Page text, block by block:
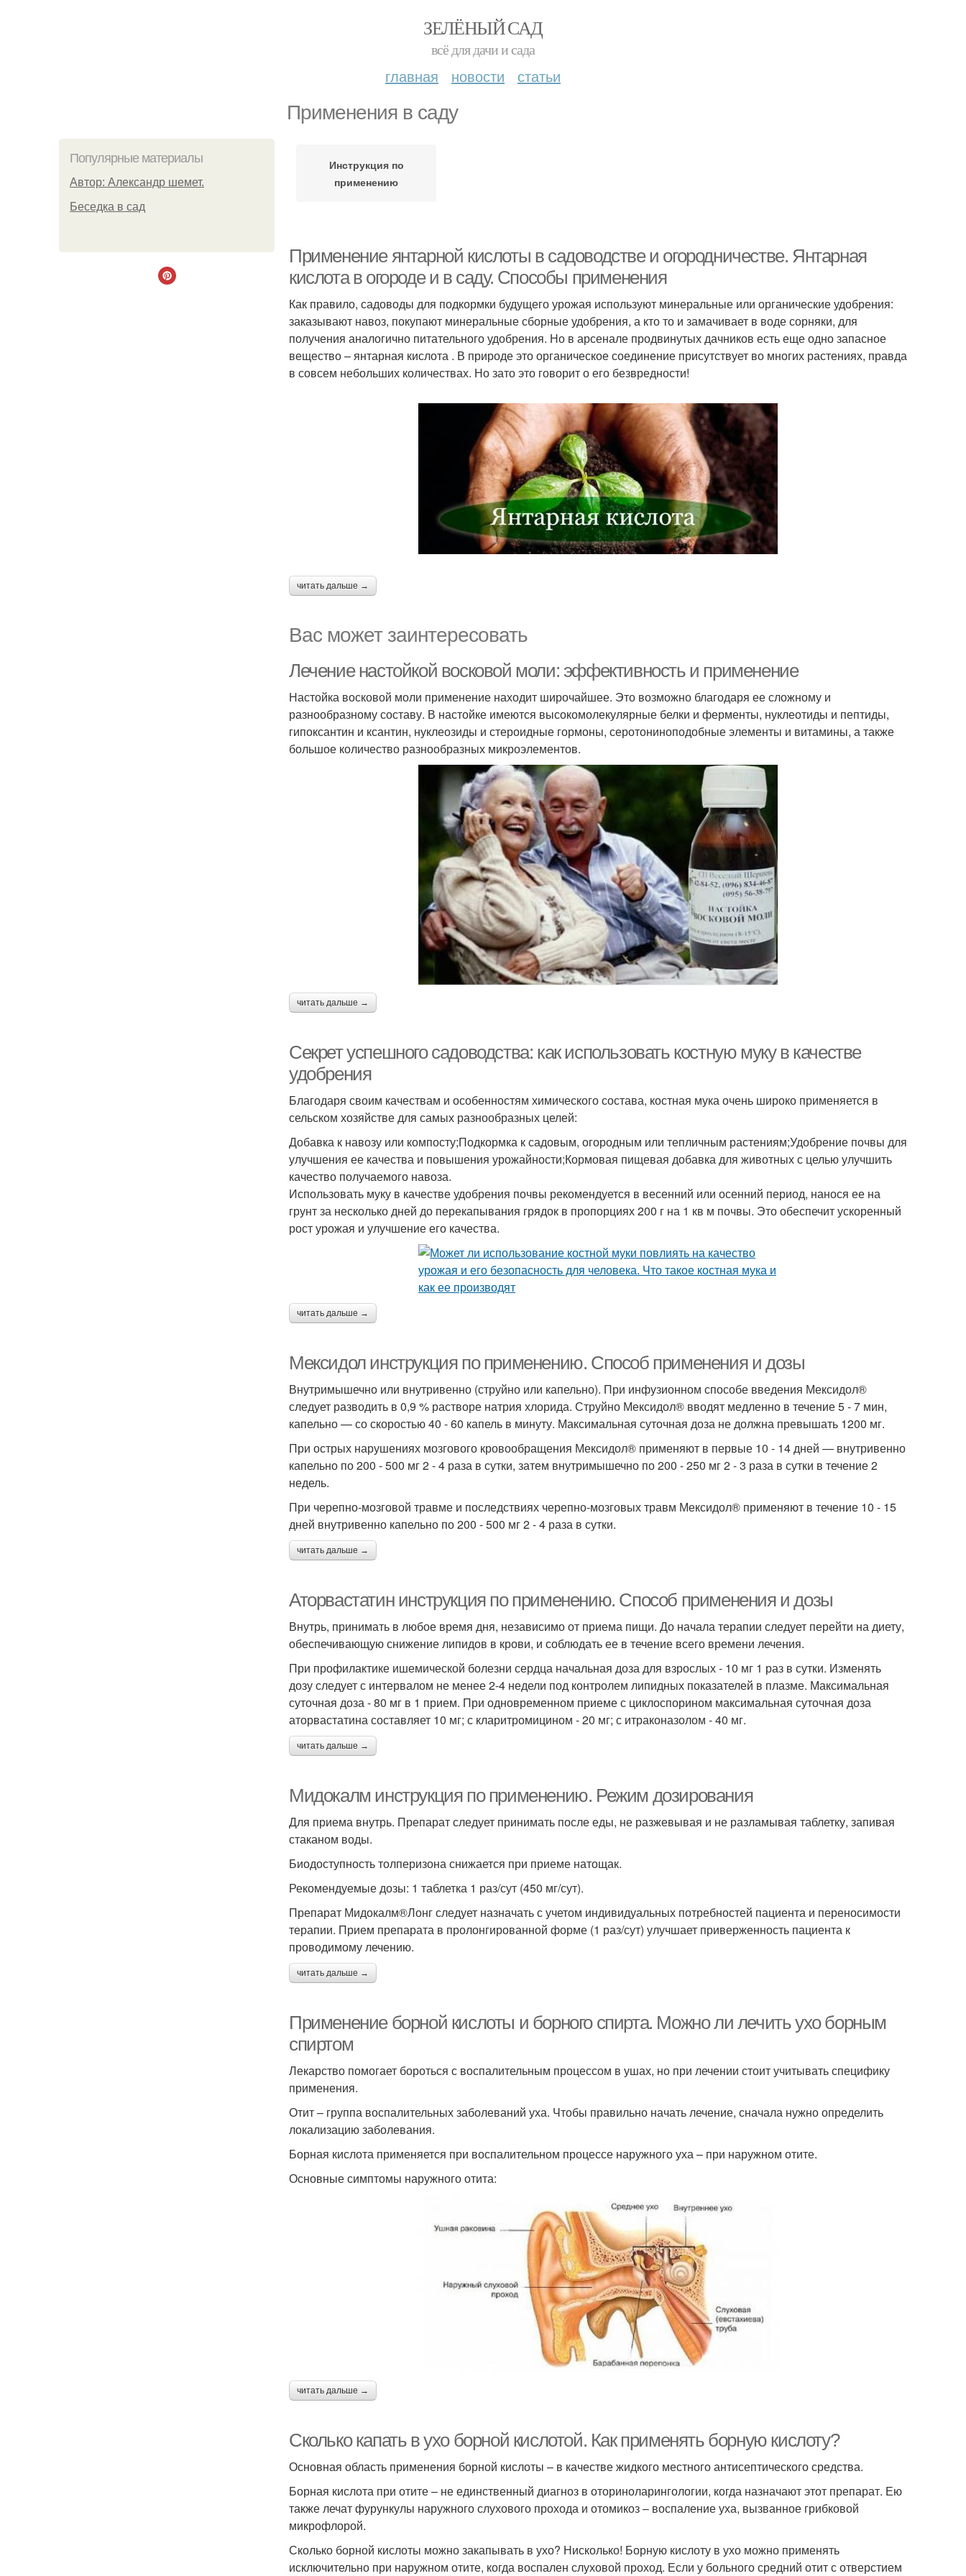
ЗЕЛЁНЫЙ САД
всё для дачи и сада
главная новости статьи
Применения в саду
Популярные материалы
Автор: Александр шемет.
Беседка в сад
Инструкция по
применению
Применение янтарной кислоты в садоводстве и огородничестве. Янтарная
кислота в огороде и в саду. Способы применения
Как правило, садоводы для подкормки будущего урожая используют минеральные или органические удобрения:
заказывают навоз, покупают минеральные сборные удобрения, а кто то и замачивает в воде сорняки, для
получения аналогично питательного удобрения. Но в арсенале продвинутых дачников есть еще одно запасное
вещество – янтарная кислота . В природе это органическое соединение присутствует во многих растениях, правда
в совсем небольших количествах. Но зато это говорит о его безвредности!
читать дальше →
Вас может заинтересовать
Лечение настойкой восковой моли: эффективность и применение
Настойка восковой моли применение находит широчайшее. Это возможно благодаря ее сложному и
разнообразному составу. В настойке имеются высокомолекулярные белки и ферменты, нуклеотиды и пептиды,
гипоксантин и ксантин, нуклеозиды и стероидные гормоны, серотониноподобные элементы и витамины, а также
большое количество разнообразных микроэлементов.
читать дальше →
Секрет успешного садоводства: как использовать костную муку в качестве
удобрения
Благодаря своим качествам и особенностям химического состава, костная мука очень широко применяется в
сельском хозяйстве для самых разнообразных целей:
Добавка к навозу или компосту;Подкормка к садовым, огородным или тепличным растениям;Удобрение почвы для
улучшения ее качества и повышения урожайности;Кормовая пищевая добавка для животных с целью улучшить
качество получаемого навоза.
Использовать муку в качестве удобрения почвы рекомендуется в весенний или осенний период, нанося ее на
грунт за несколько дней до перекапывания грядок в пропорциях 200 г на 1 кв м почвы. Это обеспечит ускоренный
рост урожая и улучшение его качества.
читать дальше →
Мексидол инструкция по применению. Способ применения и дозы
Внутримышечно или внутривенно (струйно или капельно). При инфузионном способе введения Мексидол®
следует разводить в 0,9 % растворе натрия хлорида. Струйно Мексидол® вводят медленно в течение 5 - 7 мин,
капельно — со скоростью 40 - 60 капель в минуту. Максимальная суточная доза не должна превышать 1200 мг.
При острых нарушениях мозгового кровообращения Мексидол® применяют в первые 10 - 14 дней — внутривенно
капельно по 200 - 500 мг 2 - 4 раза в сутки, затем внутримышечно по 200 - 250 мг 2 - 3 раза в сутки в течение 2
недель.
При черепно-мозговой травме и последствиях черепно-мозговых травм Мексидол® применяют в течение 10 - 15
дней внутривенно капельно по 200 - 500 мг 2 - 4 раза в сутки.
читать дальше →
Аторвастатин инструкция по применению. Способ применения и дозы
Внутрь, принимать в любое время дня, независимо от приема пищи. До начала терапии следует перейти на диету,
обеспечивающую снижение липидов в крови, и соблюдать ее в течение всего времени лечения.
При профилактике ишемической болезни сердца начальная доза для взрослых - 10 мг 1 раз в сутки. Изменять
дозу следует с интервалом не менее 2-4 недели под контролем липидных показателей в плазме. Максимальная
суточная доза - 80 мг в 1 прием. При одновременном приеме с циклоспорином максимальная суточная доза
аторвастатина составляет 10 мг; с кларитромицином - 20 мг; с итраконазолом - 40 мг.
читать дальше →
Мидокалм инструкция по применению. Режим дозирования
Для приема внутрь. Препарат следует принимать после еды, не разжевывая и не разламывая таблетку, запивая
стаканом воды.
Биодоступность толперизона снижается при приеме натощак.
Рекомендуемые дозы: 1 таблетка 1 раз/сут (450 мг/сут).
Препарат Мидокалм®Лонг следует назначать с учетом индивидуальных потребностей пациента и переносимости
терапии. Прием препарата в пролонгированной форме (1 раз/сут) улучшает приверженность пациента к
проводимому лечению.
читать дальше →
Применение борной кислоты и борного спирта. Можно ли лечить ухо борным
спиртом
Лекарство помогает бороться с воспалительным процессом в ушах, но при лечении стоит учитывать специфику
применения.
Отит – группа воспалительных заболеваний уха. Чтобы правильно начать лечение, сначала нужно определить
локализацию заболевания.
Борная кислота применяется при воспалительном процессе наружного уха – при наружном отите.
Основные симптомы наружного отита:
читать дальше →
Сколько капать в ухо борной кислотой. Как применять борную кислоту?
Основная область применения борной кислоты – в качестве жидкого местного антисептического средства.
Борная кислота при отите – не единственный диагноз в оториноларингологии, когда назначают этот препарат. Ею
также лечат фурункулы наружного слухового прохода и отомикоз – воспаление уха, вызванное грибковой
микрофлорой.
Сколько борной кислоты можно закапывать в ухо? Нисколько! Борную кислоту в ухо можно применять
исключительно при наружном отите, когда воспален слуховой проход. Если у больного средний отит с отверстием